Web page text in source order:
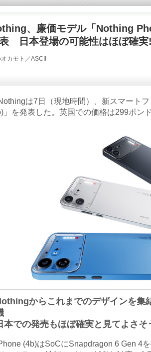
、廉価モデル「Nothing
日本登場の可能性はほぼ確実
カモト／ASCII
は7日（現地時間）、新スマート
」を発表した。英国での価格は299ポン
からこれまでのデザインを集
本での発売もほぼ確実と見てよさそ
(4b)はSoCにSnapdragon 6 Gen 4